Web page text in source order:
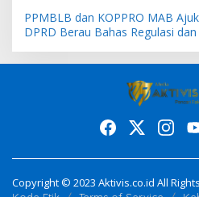
PPMBLB dan KOPPRO MAB
DPRD Berau Bahas Regulasi
Copyright © 2023 Aktivis.co.id All